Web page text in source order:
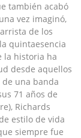
también acabó
vez imaginó,
de los
quintaesencia
la historia ha
desde aquellos
una banda
71 años de
Richards
estilo de vida
siempre fue